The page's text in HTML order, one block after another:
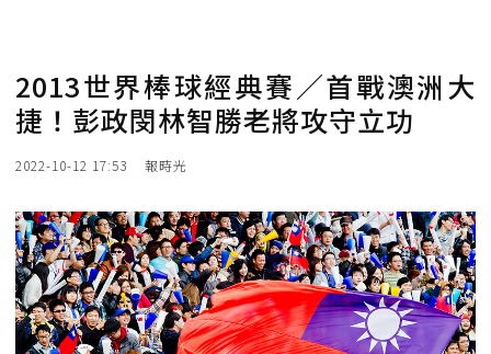
2013世界棒球經典賽／首戰澳洲大
捷！彭政閔林智勝老將攻守立功
2022-10-12 17:53 報時光